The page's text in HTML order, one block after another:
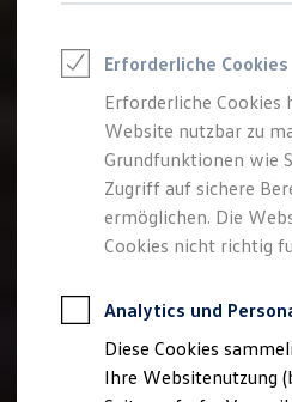
Elektromobilität
Saisonangebote
Reifenpakete
Leasing
Leasing-Angebote
Gebrauchtwagen
Junge
Elektroauto
Kleinwagen-
Autokredit mit
Versicherungen und
Kfz-Versicherung
Erforderliche Cookies
Erforderliche Cookies
Website nutzbar zu
Grundfunktionen wie
Zugriff auf sichere
ermöglichen. Die
Cookies nicht richtig
Analytics und
Diese Cookies
Ihre Websitenutzung